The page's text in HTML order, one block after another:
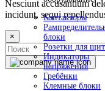
Контакторы
блоки
Розетки для
Индикаторы
напряжения
Гребёнки
Клемные блоки
Nesciunt accusantium
incidunt, sequi
×